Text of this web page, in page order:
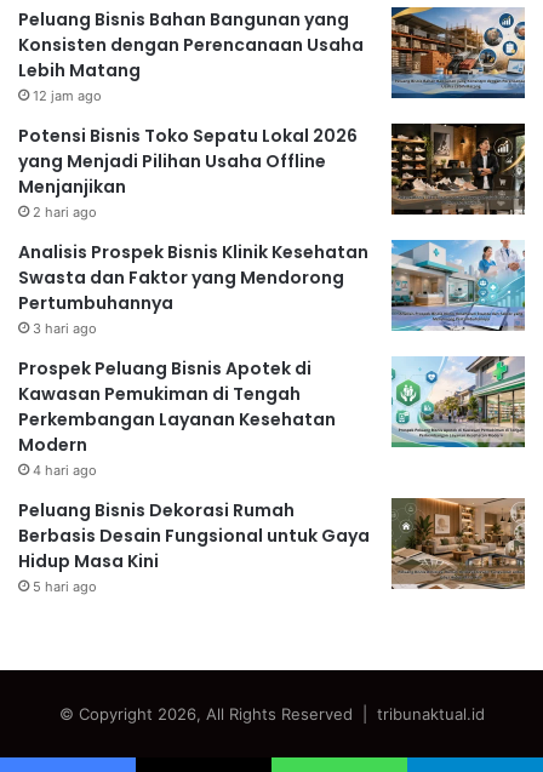
Peluang Bisnis Bahan Bangunan yang
Konsisten dengan Perencanaan Usaha
Lebih Matang
12 jam ago
Potensi Bisnis Toko Sepatu Lokal 2026
yang Menjadi Pilihan Usaha Offline
Menjanjikan
2 hari ago
Analisis Prospek Bisnis Klinik Kesehatan
Swasta dan Faktor yang Mendorong
Pertumbuhannya
3 hari ago
Prospek Peluang Bisnis Apotek di
Kawasan Pemukiman di Tengah
Perkembangan Layanan Kesehatan
Modern
4 hari ago
Peluang Bisnis Dekorasi Rumah
Berbasis Desain Fungsional untuk Gaya
Hidup Masa Kini
5 hari ago
© Copyright 2026, All Rights Reserved | tribunaktual.id